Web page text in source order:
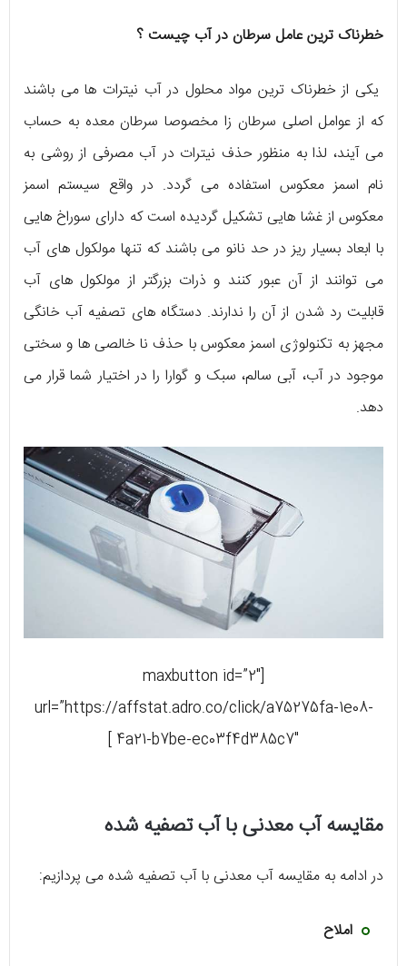
خطرناک ترین عامل سرطان در آب چیست ؟
یکی از خطرناک ترین مواد محلول در آب نیترات ها می باشند
که از عوامل اصلی سرطان زا مخصوصا سرطان معده به حساب
می آیند، لذا به منظور حذف نیترات در آب مصرفی از روشی به
نام اسمز معکوس استفاده می گردد. در واقع سیستم اسمز
معکوس از غشا هایی تشکیل گردیده است که دارای سوراخ هایی
با ابعاد بسیار ریز در حد نانو می باشند که تنها مولکول های آب
می توانند از آن عبور کنند و ذرات بزرگتر از مولکول های آب
قابلیت رد شدن از آن را ندارند. دستگاه های تصفیه آب خانگی
مجهز به تکنولوژی اسمز معکوس با حذف نا خالصی ها و سختی
موجود در آب، آبی سالم، سبک و گوارا را در اختیار شما قرار می
دهد.
[maxbutton id=”2″
url=”https://affstat.adro.co/click/a75275fa-1e08-
4a21-b7be-ec03f4d385c7″ ]
مقایسه آب معدنی با آب تصفیه شده
در ادامه به مقایسه آب معدنی با آب تصفیه شده می پردازیم:
املاح